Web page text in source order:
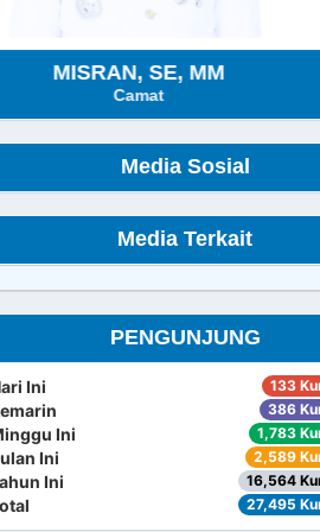
MISRAN, SE, MM
Camat
Media Sosial
Media Terkait
PENGUNJUNG
Ini 133
386
Ini 1,783
Ini 2,589
Ini 16,564
27,495